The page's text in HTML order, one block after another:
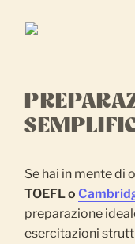
Se hai in mente
TOEFL o
preparazione
esercitazioni